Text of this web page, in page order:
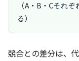
（A・B・Cそれ
る）
競合との差分は、